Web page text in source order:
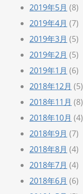
2019年5月 (8)
2019年4月 (7)
2019年3月 (5)
2019年2月 (5)
2019年1月 (6)
2018年12月 (5)
2018年11月 (8)
2018年10月 (4)
2018年9月 (7)
2018年8月 (4)
2018年7月 (4)
2018年6月 (6)